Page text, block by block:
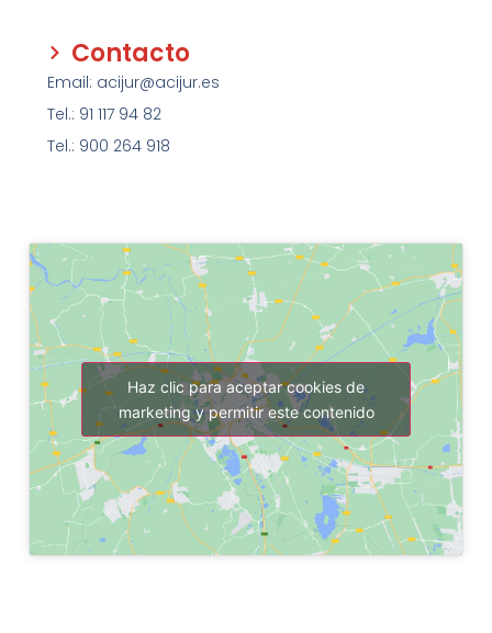
Contacto
Email: acijur@acijur.es
Tel.: 91 117 94 82
Tel.: 900 264 918
Haz clic para aceptar cookies de
marketing y permitir este contenido